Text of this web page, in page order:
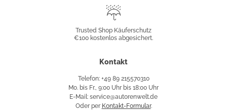
Käuferschutz
Trusted Shop Käuferschutz
€100 kostenlos abgesichert.
Kontakt
Telefon: +49 89 215570310
Mo. bis Fr., 9:00 Uhr bis 18:00 Uhr
E-Mail: service@autorenwelt.de
Oder per Kontakt-Formular.